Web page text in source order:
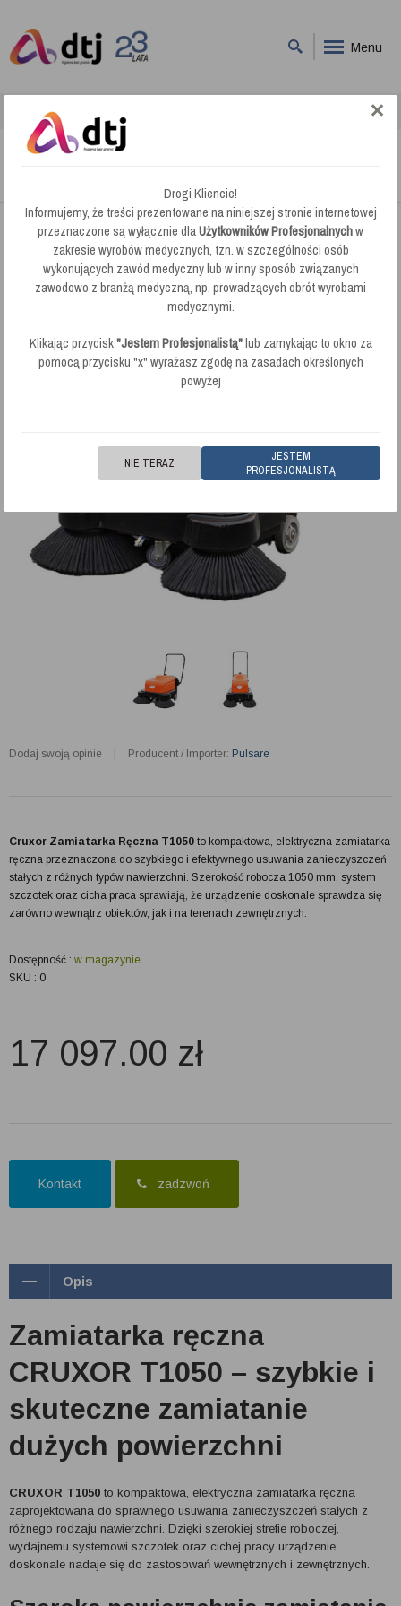
Menu
Dodaj swoją opinie Producent / Importer: Pulsare
Cruxor Zamiatarka Ręczna T1050 to kompaktowa, elektryczna zamiatarka
ręczna przeznaczona do szybkiego i efektywnego usuwania zanieczyszczeń
stałych z różnych typów nawierzchni. Szerokość robocza 1050 mm, system
szczotek oraz cicha praca sprawiają, że urządzenie doskonale sprawdza się
zarówno wewnątrz obiektów, jak i na terenach zewnętrznych.
Dostępność : w magazynie
SKU : 0
17 097.00 zł
Kontakt zadzwoń
Opis
Zamiatarka ręczna
CRUXOR T1050 – szybkie i
skuteczne zamiatanie
dużych powierzchni
CRUXOR T1050 to kompaktowa, elektryczna zamiatarka ręczna
zaprojektowana do sprawnego usuwania zanieczyszczeń stałych z
różnego rodzaju nawierzchni. Dzięki szerokiej strefie roboczej,
wydajnemu systemowi szczotek oraz cichej pracy urządzenie
doskonale nadaje się do zastosowań wewnętrznych i zewnętrznych.
Drogi Kliencie!
Informujemy, że treści prezentowane na niniejszej stronie internetowej
przeznaczone są wyłącznie dlaUżytkowników Profesjonalnychw
zakresie wyrobów medycznych, tzn. w szczególności osób
wykonujących zawód medyczny lub w inny sposób związanych
zawodowo z branżą medyczną, np. prowadzących obrót wyrobami
medycznymi.
Klikając przycisk"Jestem Profesjonalistą"lub zamykając to okno za
pomocą przycisku "x" wyrażasz zgodę na zasadach określonych
powyżej
JESTEM
PROFESJONALISTĄ
NIE TERAZ